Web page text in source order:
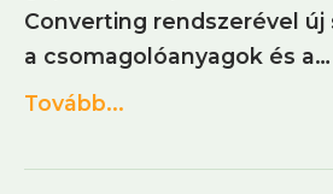
Converting rendszerével
a csomagolóanyagok és a…
Tovább...